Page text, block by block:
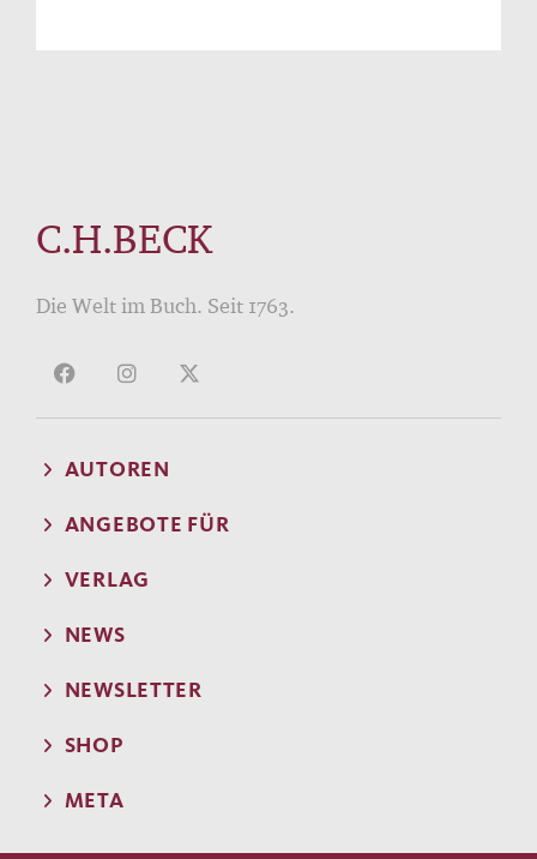
C.H.BECK
Die Welt im Buch. Seit 1763.
AUTOREN
ANGEBOTE FÜR
VERLAG
NEWS
NEWSLETTER
SHOP
META